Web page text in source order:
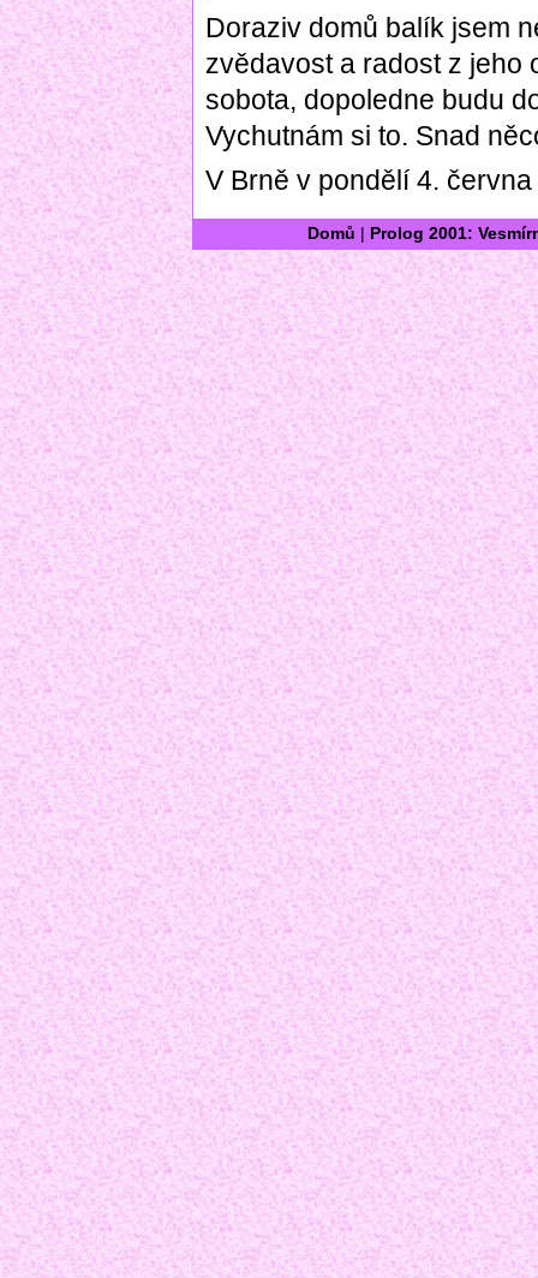
Doraziv domů balík jsem
zvědavost a radost z jeho
sobota, dopoledne budu
Vychutnám si to. Snad
V Brně v pondělí 4.
Domů Prolog 2001: